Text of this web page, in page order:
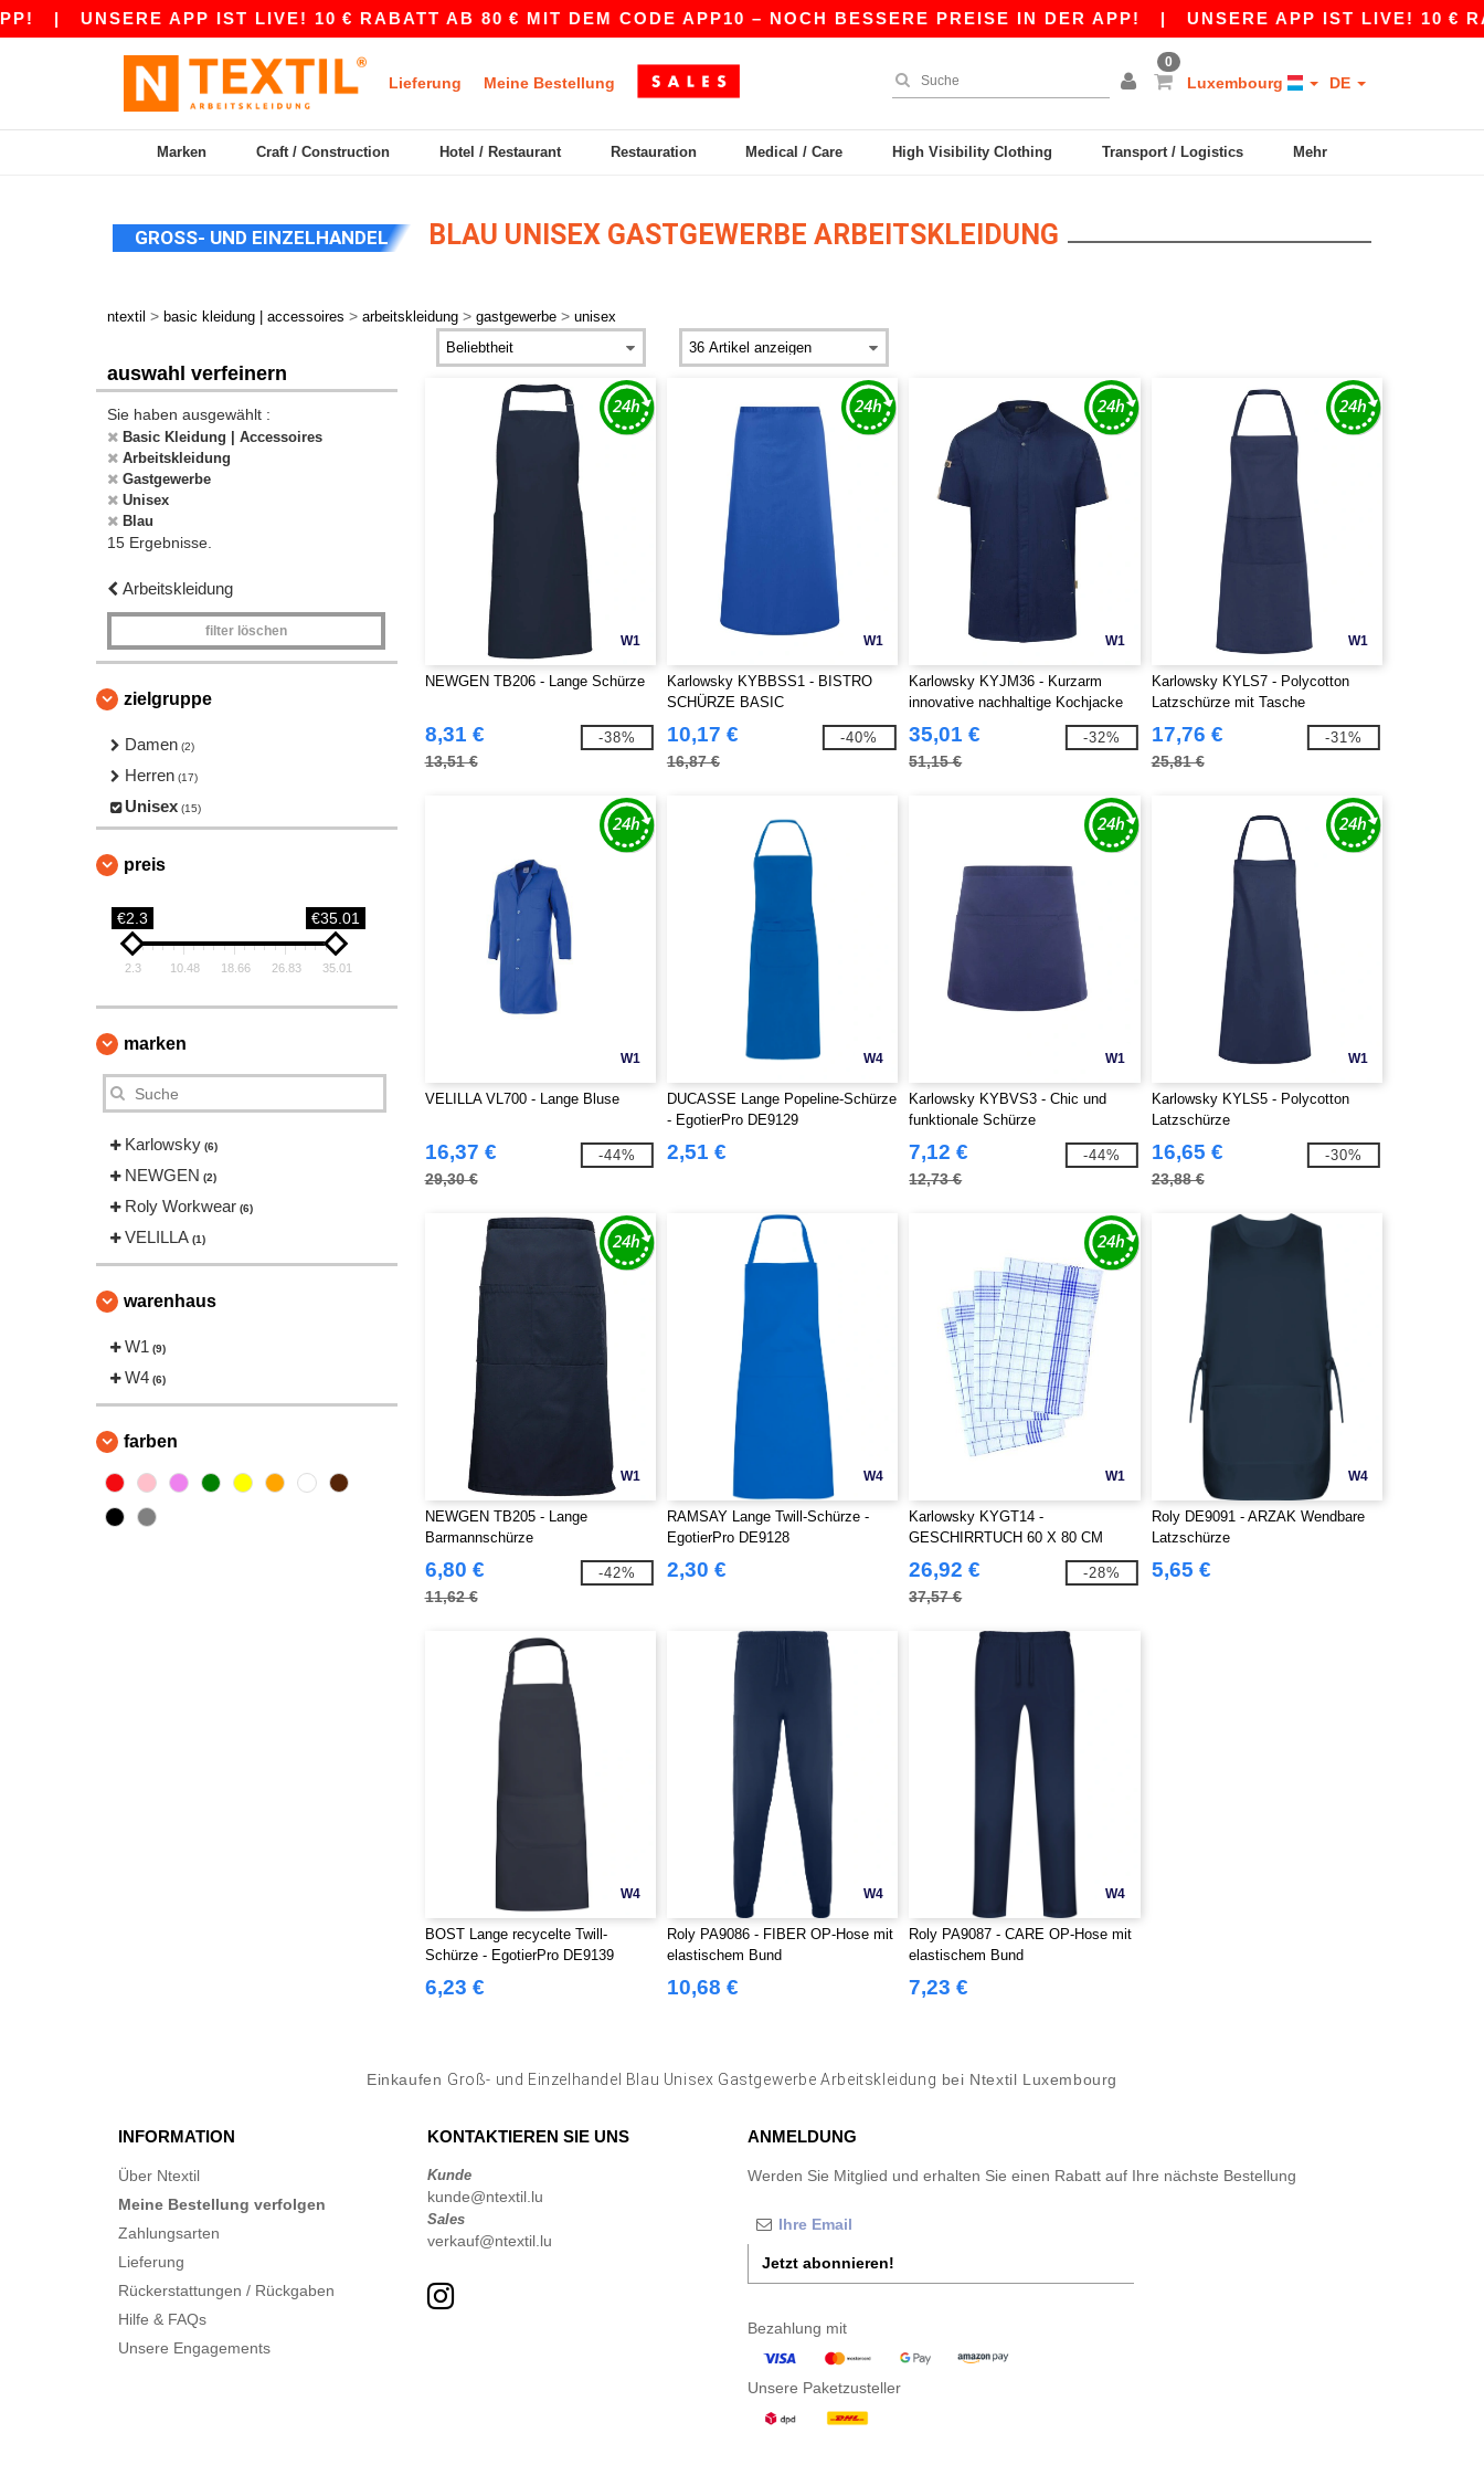
UNSERE APP IST LIVE! 10 € RABATT AB 80 € MIT DEM CODE APP10 – NOCH BESSERE PREISE IN DER APP!| UNSERE APP IST LIVE! 10 €
Lieferung Meine Bestellung
0
Luxembourg DE
Marken Craft / Construction Hotel / Restaurant Restauration Medical / Care High Visibility Clothing Transport / Logistics Mehr
GROSS- UND EINZELHANDEL BLAU UNISEX GASTGEWERBE ARBEITSKLEIDUNG
ntextil > basic kleidung | accessoires > arbeitskleidung > gastgewerbe > unisex
auswahl verfeinern
Sie haben ausgewählt :
Basic Kleidung | Accessoires
Arbeitskleidung
Gastgewerbe
Unisex
Blau
15 Ergebnisse.
Arbeitskleidung
filter löschen
zielgruppe
Damen (2)
Herren (17)
Unisex (15)
preis
€2.3 €35.01
2.3 10.48 18.66 26.83 35.01
marken
Karlowsky (6)
NEWGEN (2)
Roly Workwear (6)
VELILLA (1)
warenhaus
W1 (9)
W4 (6)
farben
W1
NEWGEN TB206 - Lange Schürze
8,31 €
13,51 €
-38%
W1
Karlowsky KYBBSS1 - BISTRO
SCHÜRZE BASIC
10,17 €
16,87 €
-40%
W1
Karlowsky KYJM36 - Kurzarm
innovative nachhaltige Kochjacke
35,01 €
51,15 €
-32%
W1
Karlowsky KYLS7 - Polycotton
Latzschürze mit Tasche
17,76 €
25,81 €
-31%
W1
VELILLA VL700 - Lange Bluse
16,37 €
29,30 €
-44%
W4
DUCASSE Lange Popeline-Schürze
- EgotierPro DE9129
2,51 €
W1
Karlowsky KYBVS3 - Chic und
funktionale Schürze
7,12 €
12,73 €
-44%
W1
Karlowsky KYLS5 - Polycotton
Latzschürze
16,65 €
23,88 €
-30%
W1
NEWGEN TB205 - Lange
Barmannschürze
6,80 €
11,62 €
-42%
W4
RAMSAY Lange Twill-Schürze -
EgotierPro DE9128
2,30 €
W1
Karlowsky KYGT14 -
GESCHIRRTUCH 60 X 80 CM
26,92 €
37,57 €
-28%
W4
Roly DE9091 - ARZAK Wendbare
Latzschürze
5,65 €
W4
BOST Lange recycelte Twill-
Schürze - EgotierPro DE9139
6,23 €
W4
Roly PA9086 - FIBER OP-Hose mit
elastischem Bund
10,68 €
W4
Roly PA9087 - CARE OP-Hose mit
elastischem Bund
7,23 €
Einkaufen Groß- und Einzelhandel Blau Unisex Gastgewerbe Arbeitskleidung bei Ntextil Luxembourg
INFORMATION
Über Ntextil
Meine Bestellung verfolgen
Zahlungsarten
Lieferung
Rückerstattungen / Rückgaben
Hilfe & FAQs
Unsere Engagements
KONTAKTIEREN SIE UNS
Kunde
kunde@ntextil.lu
Sales
verkauf@ntextil.lu
ANMELDUNG
Werden Sie Mitglied und erhalten Sie einen Rabatt auf Ihre nächste Bestellung
Jetzt abonnieren!
Bezahlung mit
Unsere Paketzusteller